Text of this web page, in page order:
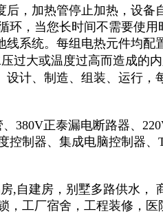
，加热管停止加热，设
，当您长时间不需要使用
线系统。每组电热元件均配
过大或温度过高而造成的内
计、制造、组装、运行，
380V正泰漏电断路器、
制器、集成电脑控制器、
,自建房 ， 别墅多路供水 ，
，工厂宿舍，工程装修，医